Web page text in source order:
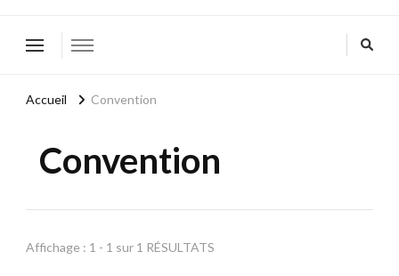
Accueil Convention
Convention
Affichage : 1 - 1 sur 1 RÉSULTATS